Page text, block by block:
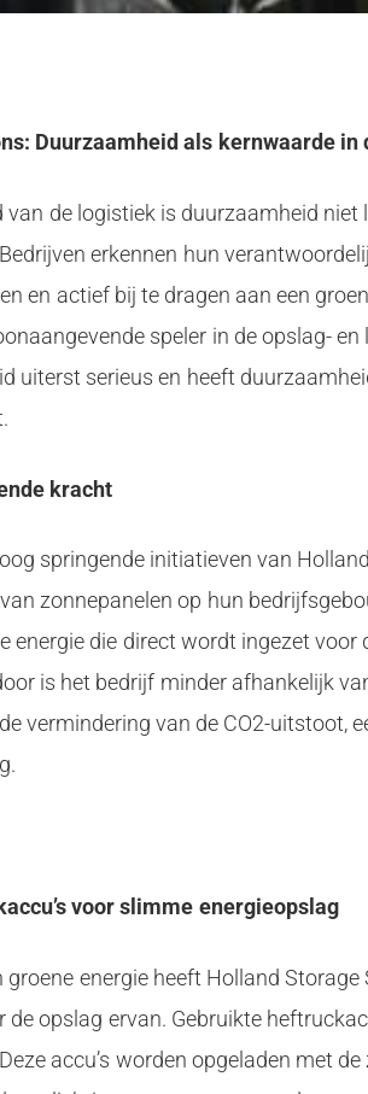
Duurzaamheid als kernwaarde in
de logistiek is duurzaamheid niet
erkennen hun
en actief bij te dragen aan een
speler in de opslag-
uiterst serieus en heeft
kracht
springende initiatieven van
zonnepanelen op hun
energie die direct wordt ingezet voor
is het bedrijf minder afhankelijk
vermindering van de CO2-uitstoot,
voor slimme energieopslag
energie heeft Holland
opslag ervan. Gebruikte
accu’s worden opgeladen met de